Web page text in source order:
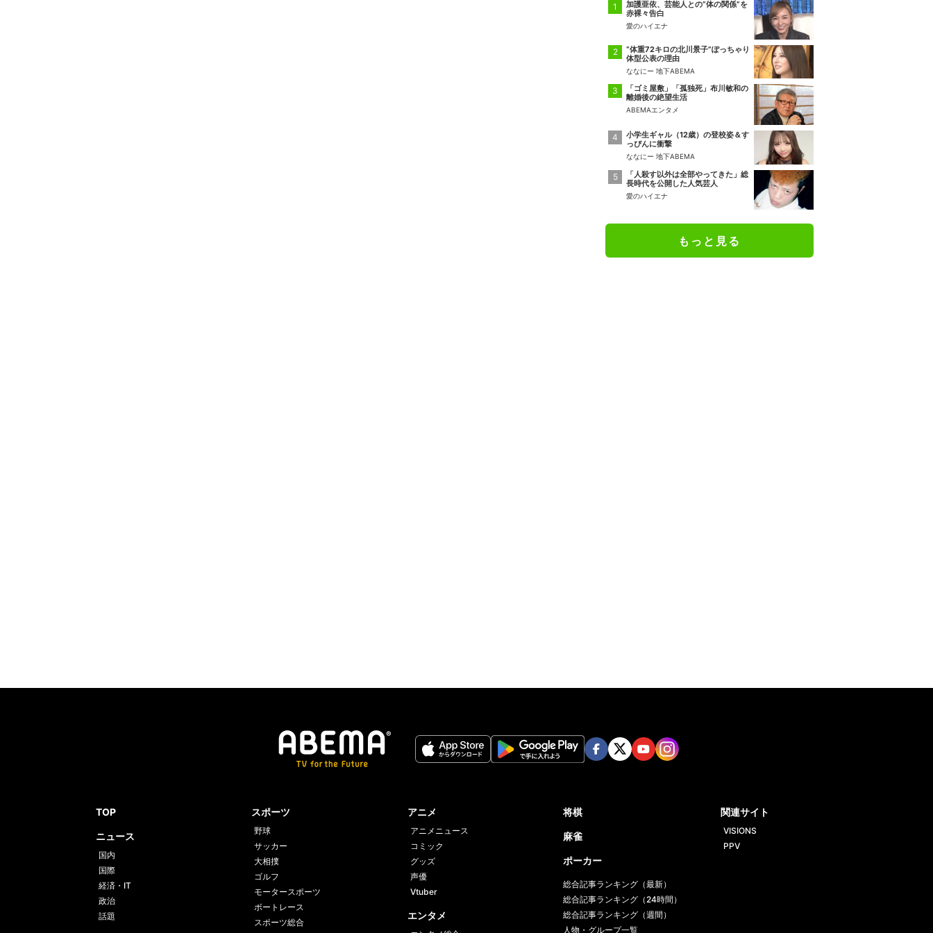
加護亜依、芸能人との“体の関係”を
赤裸々告白
愛のハイエナ
“体重72キロの北川景子”ぽっちゃり
体型公表の理由
ななにー 地下ABEMA
「ゴミ屋敷」「孤独死」布川敏和の
離婚後の絶望生活
ABEMAエンタメ
小学生ギャル（12歳）の登校姿＆す
っぴんに衝撃
ななにー 地下ABEMA
「人殺す以外は全部やってきた」総
長時代を公開した人気芸人
愛のハイエナ
もっと見る
TOP
ニュース
国内
国際
経済・IT
政治
話題
スポーツ
野球
サッカー
大相撲
ゴルフ
モータースポーツ
ボートレース
スポーツ総合
アニメ
アニメニュース
コミック
グッズ
声優
Vtuber
エンタメ
将棋
麻雀
ポーカー
総合記事ランキング（最新）
総合記事ランキング（24時間）
総合記事ランキング（週間）
人物・グループ一覧
関連サイト
VISIONS
PPV